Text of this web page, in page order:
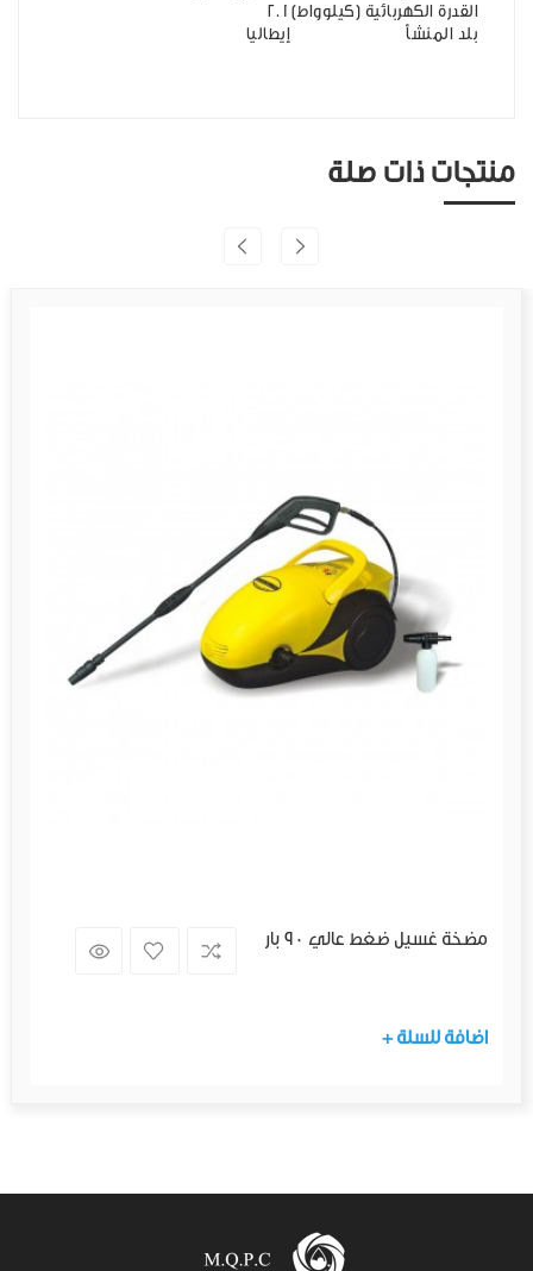
القدرة الكهربائية (كيلوواط) 2.1
بلد المنشأ
إيطاليا
منتجات ذات صلة
مضخة غسيل ضغط عالي 90 بار
+ اضافة للسلة